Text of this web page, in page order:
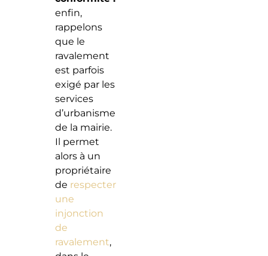
enfin,
rappelons
que le
ravalement
est parfois
exigé par les
services
d’urbanisme
de la mairie.
Il permet
alors à un
propriétaire
de respecter
une
injonction
de
ravalement,